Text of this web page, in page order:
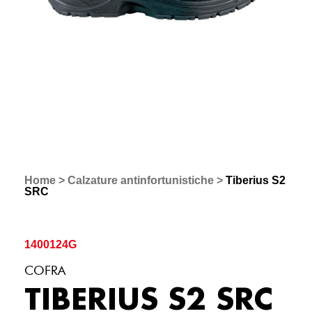
Home > Calzature antinfortunistiche > Tiberius S2
SRC
1400124G
COFRA
TIBERIUS S2 SRC